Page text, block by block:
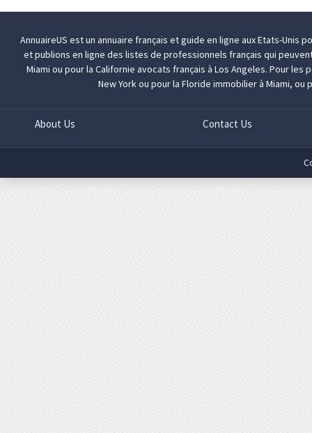
AnnuaireUS est un annuaire français et guide en ligne aux Etats-Unis
et publions en ligne des listes de professionnels français qui
Miami ou pour la Californieavocats français à Los Angeles. Pour les
New Yorkou pour la Florideimmobilier à Miami, ou
About Us Contact Us